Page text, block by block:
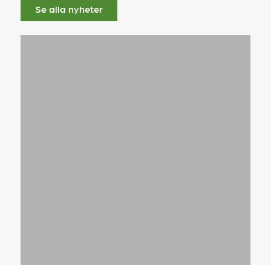
Se alla nyheter